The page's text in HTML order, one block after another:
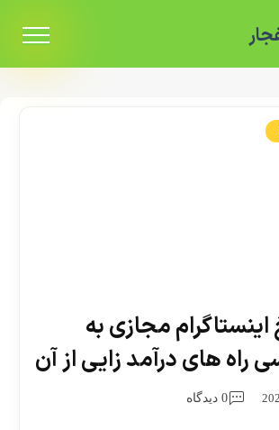
مجازی به
راه های درآمد زایی از آن
0 دیدگاه